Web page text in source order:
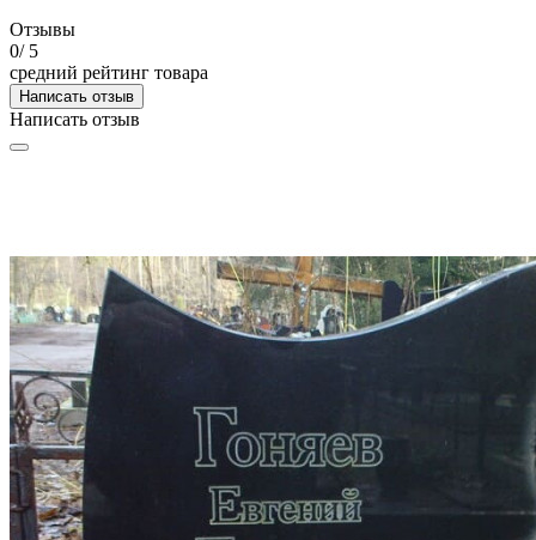
Отзывы
0/ 5
средний рейтинг товара
Написать отзыв
Написать отзыв